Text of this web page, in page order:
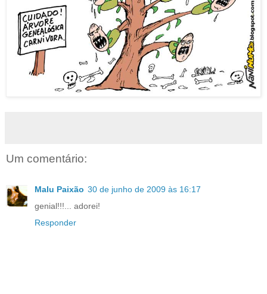
Um comentário:
Malu Paixão 30 de junho de 2009 às 16:17
genial!!!... adorei!
Responder